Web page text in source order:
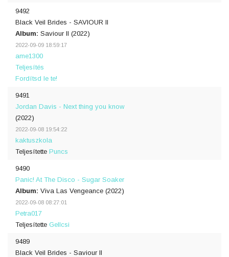
9492
Black Veil Brides - SAVIOUR II
Album: Saviour II (2022)
2022-09-09 18:59:17
ame1300
Teljesítés
Fordítsd le te!
9491
Jordan Davis - Next thing you know
(2022)
2022-09-08 19:54:22
kaktuszkola
Teljesítette Puncs
9490
Panic! At The Disco - Sugar Soaker
Album: Viva Las Vengeance (2022)
2022-09-08 08:27:01
Petra017
Teljesítette Gellcsi
9489
Black Veil Brides - Saviour II